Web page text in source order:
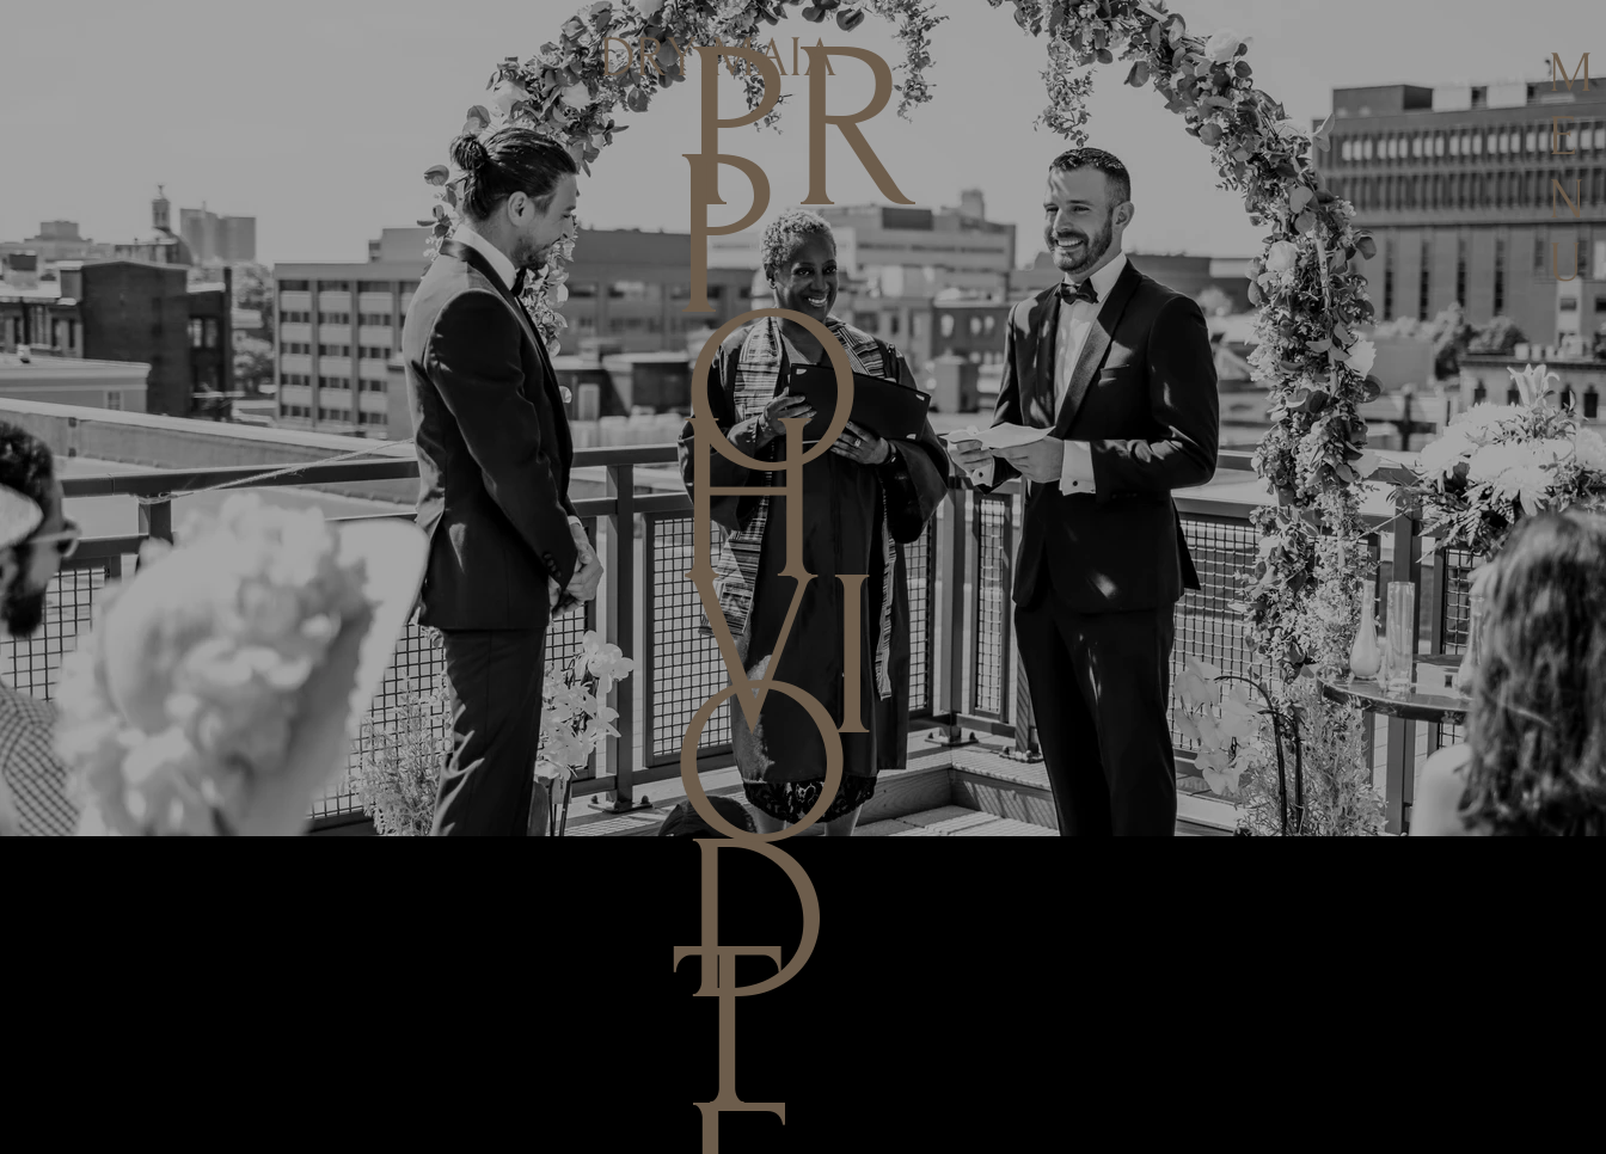
PR
O
VI
D
DRY MAIA
P
H
O
T
M
E
N
U